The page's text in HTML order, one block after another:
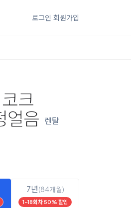
로그인 회원가입
크
얼음 렌탈
7년(84개월)
1~18회차 50% 할인